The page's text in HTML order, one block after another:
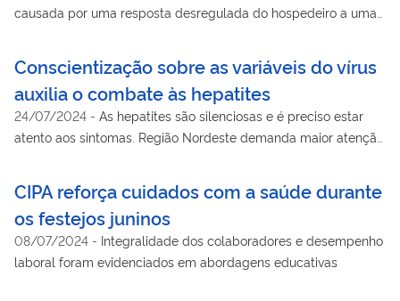
causada por uma resposta desregulada do hospedeiro a uma
Conscientização sobre as variáveis do vírus
auxilia o combate às hepatites
24/07/2024 - As hepatites são silenciosas e é preciso estar
atento aos sintomas. Região Nordeste demanda maior atenção
CIPA reforça cuidados com a saúde durante
os festejos juninos
08/07/2024 - Integralidade dos colaboradores e desempenho
laboral foram evidenciados em abordagens educativas